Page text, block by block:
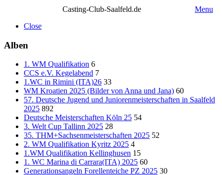
Casting-Club-Saalfeld.de
Menu
Close
Alben
1. WM Qualifikation 6
CCS e.V. Kegelabend 7
1.WC in Rimini (ITA)26 33
WM Kroatien 2025 (Bilder von Anna und Jana) 60
57. Deutsche Jugend und Juniorenmeisterschaften in Saalfeld
2025 892
Deutsche Meisterschaften Köln 25 54
3. Welt Cup Tallinn 2025 28
35. THM+Sachsenmeisterschaften 2025 52
2. WM Qualifikation Kyritz 2025 4
1.WM Qualifikation Kellinghusen 15
1. WC Marina di Carrara(ITA) 2025 60
Generationsangeln Forellenteiche PZ 2025 30